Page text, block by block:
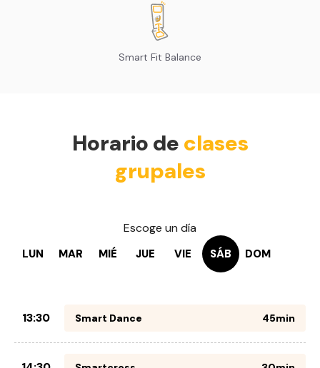
Smart Fit Balance
Horario de clases
grupales
Escoge un día
LUN MAR MIÉ JUE VIE SÁB DOM
13:30 Smart Dance 45min